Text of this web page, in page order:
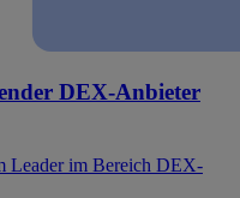
DEX-Anbieter
Leader im Bereich DEX-